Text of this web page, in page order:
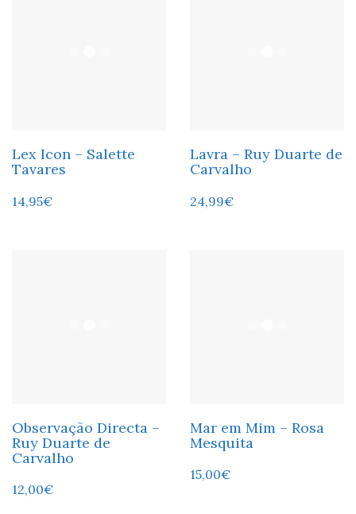
Lex Icon – Salette
Tavares
14,95€
Lavra – Ruy Duarte de
Carvalho
24,99€
Observação Directa –
Ruy Duarte de
Carvalho
12,00€
Mar em Mim – Rosa
Mesquita
15,00€